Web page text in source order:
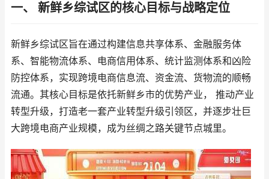
一、 新鲜乡综试区的核心目标与战略定位
新鲜乡综试区旨在通过构建信息共享体系、金融服务体
系、智能物流体系、电商信用体系、统计监测体系和凶险
防控体系，实现跨境电商信息流、资金流、货物流的顺畅
流通。其核心目标是依托新鲜乡市的优势产业， 推动产业
转型升级，打造老一套产业转型升级引领区，并逐步壮巨
大跨境电商产业规模，成为丝绸之路关键节点城里。